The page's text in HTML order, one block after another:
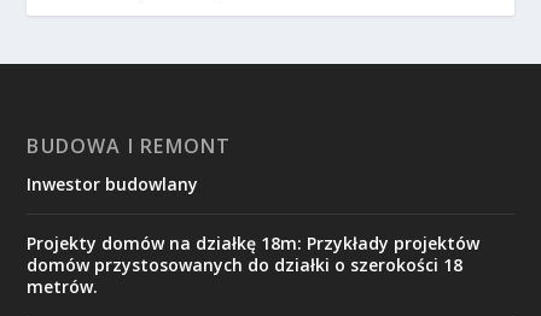
BUDOWA I REMONT
Inwestor budowlany
Projekty domów na działkę 18m: Przykłady projektów
domów przystosowanych do działki o szerokości 18
metrów.